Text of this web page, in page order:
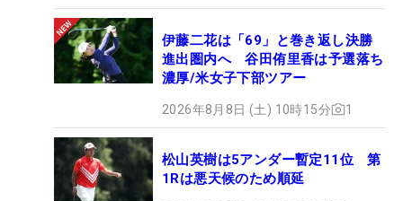
伊藤二花は「69」と巻き返し決勝
進出圏内へ 谷田侑里香は予選落ち
濃厚/米女子下部ツアー
2026年8月8日 (土) 10時15分 1
松山英樹は5アンダー暫定11位 第
1Rは悪天候のため順延